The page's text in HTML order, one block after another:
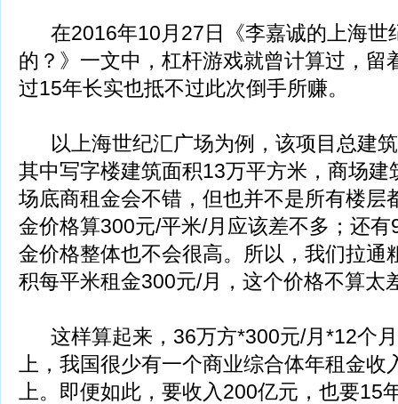
在2016年10月27日《李嘉诚的上海世
的？》一文中，杠杆游戏就曾计算过，留
过15年长实也抵不过此次倒手所赚。
以上海世纪汇广场为例，该项目总建
其中写字楼建筑面积13万平方米，商场
场底商租金会不错，但也并不是所有楼层
金价格算300元/平米/月应该差不多；还
金价格整体也不会很高。所以，我们拉通
积每平米租金300元/月，这个价格不算太
这样算起来，36万方*300元/月*12个
上，我国很少有一个商业综合体年租金
上。即便如此，要收入200亿元，也要15